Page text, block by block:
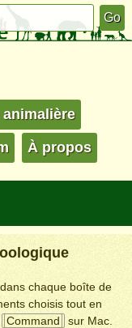
animalière
À propos
chaque boîte de
choisis tout en
Command
sur Mac.